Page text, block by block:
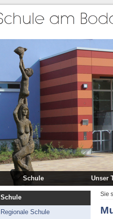
Schule
Regionale Schule
Grundschule
Unser
Schule
Regionale Schule
Sie